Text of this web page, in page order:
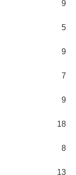
9
5
9
7
9
18
8
13